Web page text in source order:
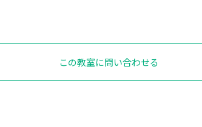
この教室に問い合わせる